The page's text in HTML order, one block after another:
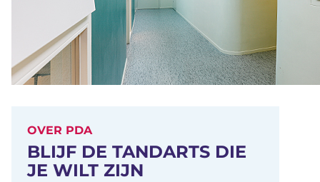
BLIJF DE TANDARTS DIE
JE WILT ZIJN
OVER PDA